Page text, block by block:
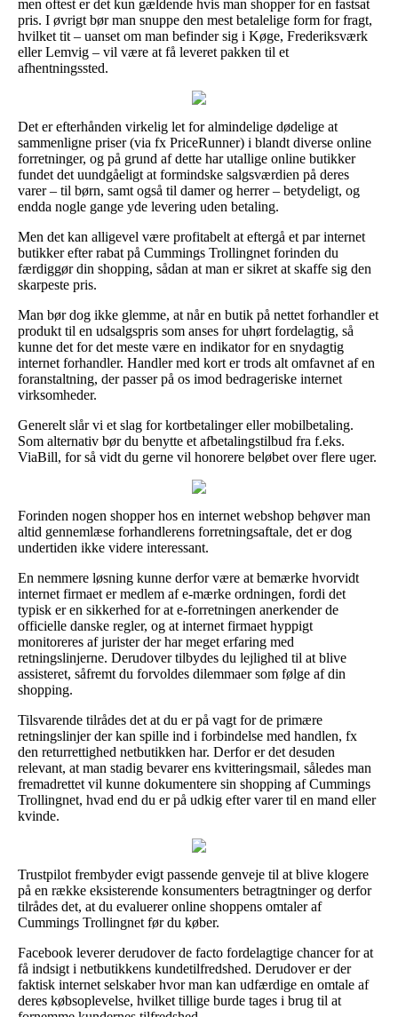
men oftest er det kun gældende hvis man shopper for en fastsat
pris. I øvrigt bør man snuppe den mest betalelige form for fragt,
hvilket tit – uanset om man befinder sig i Køge, Frederiksværk
eller Lemvig – vil være at få leveret pakken til et
afhentningssted.
Det er efterhånden virkelig let for almindelige dødelige at
sammenligne priser (via fx PriceRunner) i blandt diverse online
forretninger, og på grund af dette har utallige online butikker
fundet det uundgåeligt at formindske salgsværdien på deres
varer – til børn, samt også til damer og herrer – betydeligt, og
endda nogle gange yde levering uden betaling.
Men det kan alligevel være profitabelt at eftergå et par internet
butikker efter rabat på Cummings Trollingnet forinden du
færdiggør din shopping, sådan at man er sikret at skaffe sig den
skarpeste pris.
Man bør dog ikke glemme, at når en butik på nettet forhandler et
produkt til en udsalgspris som anses for uhørt fordelagtig, så
kunne det for det meste være en indikator for en snydagtig
internet forhandler. Handler med kort er trods alt omfavnet af en
foranstaltning, der passer på os imod bedrageriske internet
virksomheder.
Generelt slår vi et slag for kortbetalinger eller mobilbetaling.
Som alternativ bør du benytte et afbetalingstilbud fra f.eks.
ViaBill, for så vidt du gerne vil honorere beløbet over flere uger.
Forinden nogen shopper hos en internet webshop behøver man
altid gennemlæse forhandlerens forretningsaftale, det er dog
undertiden ikke videre interessant.
En nemmere løsning kunne derfor være at bemærke hvorvidt
internet firmaet er medlem af e-mærke ordningen, fordi det
typisk er en sikkerhed for at e-forretningen anerkender de
officielle danske regler, og at internet firmaet hyppigt
monitoreres af jurister der har meget erfaring med
retningslinjerne. Derudover tilbydes du lejlighed til at blive
assisteret, såfremt du forvoldes dilemmaer som følge af din
shopping.
Tilsvarende tilrådes det at du er på vagt for de primære
retningslinjer der kan spille ind i forbindelse med handlen, fx
den returrettighed netbutikken har. Derfor er det desuden
relevant, at man stadig bevarer ens kvitteringsmail, således man
fremadrettet vil kunne dokumentere sin shopping af Cummings
Trollingnet, hvad end du er på udkig efter varer til en mand eller
kvinde.
Trustpilot frembyder evigt passende genveje til at blive klogere
på en række eksisterende konsumenters betragtninger og derfor
tilrådes det, at du evaluerer online shoppens omtaler af
Cummings Trollingnet før du køber.
Facebook leverer derudover de facto fordelagtige chancer for at
få indsigt i netbutikkens kundetilfredshed. Derudover er der
faktisk internet selskaber hvor man kan udfærdige en omtale af
deres købsoplevelse, hvilket tillige burde tages i brug til at